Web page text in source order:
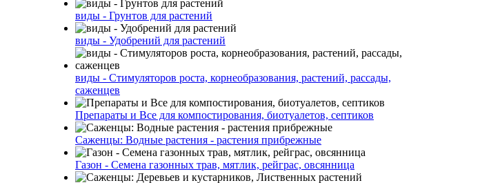
виды - Грунтов для растений
виды - Удобрений для растений
виды - Стимуляторов роста, корнеобразования, растений, рассады,
саженцев
Препараты и Все для компостирования, биотуалетов, септиков
Саженцы: Водные растения - растения прибрежные
Газон - Семена газонных трав, мятлик, рейграс, овсянница